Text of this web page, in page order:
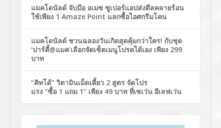
แมคโดนัลด์ จับมือ อเมซ ซูเปอร์แอปส่งดีลคลายร้อน
ใช้เพียง 1 Amaze Point แลกซื้อไอศกรีมโคน
แมคโดนัลด์ ชวนฉลองวันเกิดสุดคุ้มกว่าใคร! กับชุด
‘ปาร์ตี้@แมค’เลือกจัดเซ็ตเมนูโปรดได้เอง เพียง 299
บาท
“คิทโด้” วิตามินเม็ดเคี้ยว 2 สูตร จัดโปร
แรง “ซื้อ 1 แถม 1” เพียง 49 บาท ที่เซเว่น อีเลฟเว่น